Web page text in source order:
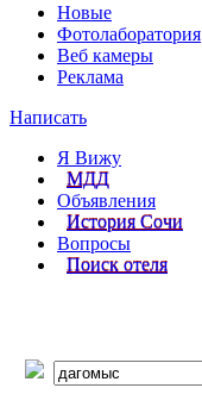
Новые
Фотолаборатория
Веб камеры
Реклама
Написать
Я Вижу
МДД
Объявления
История Сочи
Вопросы
Поиск отеля